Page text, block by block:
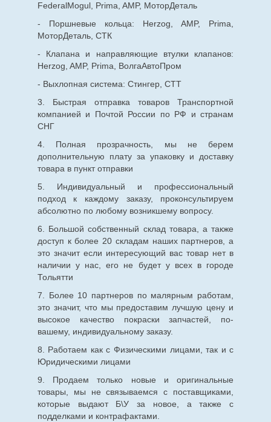
FederalMogul, Prima, AMP, МоторДеталь
- Поршневые кольца: Herzog, AMP, Prima,
МоторДеталь, СТК
- Клапана и направляющие втулки клапанов:
Herzog, AMP, Prima, ВолгаАвтоПром
- Выхлопная система: Стингер, СТТ
3. Быстрая отправка товаров Транспортной
компанией и Почтой России по РФ и странам
СНГ
4. Полная прозрачность, мы не берем
дополнительную плату за упаковку и доставку
товара в пункт отправки
5. Индивидуальный и профессиональный
подход к каждому заказу, проконсультируем
абсолютно по любому возникшему вопросу.
6. Большой собственный склад товара, а также
доступ к более 20 складам наших партнеров, а
это значит если интересующий вас товар нет в
наличии у нас, его не будет у всех в городе
Тольятти
7. Более 10 партнеров по малярным работам,
это значит, что мы предоставим лучшую цену и
высокое качество покраски запчастей, по-
вашему, индивидуальному заказу.
8. Работаем как с Физическими лицами, так и с
Юридическими лицами
9. Продаем только новые и оригинальные
товары, мы не связываемся с поставщиками,
которые выдают Б\У за новое, а также с
подделками и контрафактами.